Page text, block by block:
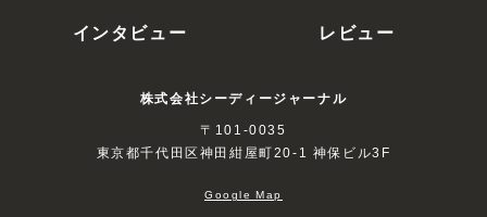
インタビュー
レビュー
株式会社シーディージャーナル
〒101-0035
東京都千代田区神田紺屋町20-1 神保ビル3F
Google Map